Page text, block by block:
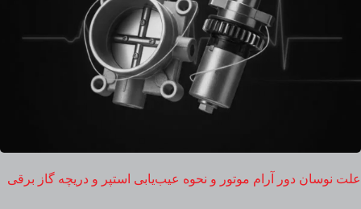
علت نوسان دور آرام موتور و نحوه عیب‌یابی استپر و دریچه گاز برقی